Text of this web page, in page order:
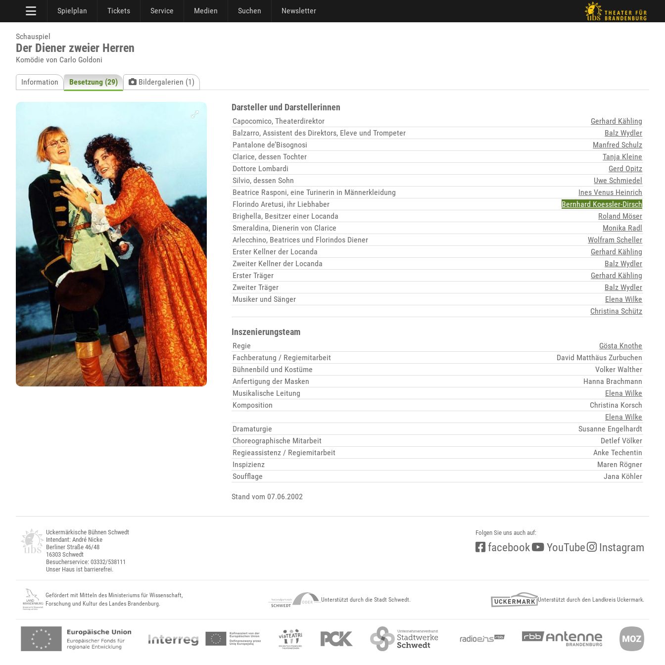
Spielplan Tickets Service Medien Suchen Newsletter
Schauspiel
Der Diener zweier Herren
Komödie von Carlo Goldoni
Information Besetzung (29) Bildergalerien (1)
Darsteller und Darstellerinnen
Capocomico, Theaterdirektor
Gerhard Kähling
Balzarro, Assistent des Direktors, Eleve und Trompeter
Balz Wydler
Pantalone de’Bisognosi
Manfred Schulz
Clarice, dessen Tochter
Tanja Kleine
Dottore Lombardi
Gerd Opitz
Silvio, dessen Sohn
Uwe Schmiedel
Beatrice Rasponi, eine Turinerin in Männerkleidung
Ines Venus Heinrich
Florindo Aretusi, ihr Liebhaber
Bernhard Koessler-Dirsch
Brighella, Besitzer einer Locanda
Roland Möser
Smeraldina, Dienerin von Clarice
Monika Radl
Arlecchino, Beatrices und Florindos Diener
Wolfram Scheller
Erster Kellner der Locanda
Gerhard Kähling
Zweiter Kellner der Locanda
Balz Wydler
Erster Träger
Gerhard Kähling
Zweiter Träger
Balz Wydler
Musiker und Sänger
Elena Wilke
Christina Schütz
Inszenierungsteam
Regie
Gösta Knothe
Fachberatung / Regiemitarbeit
David Matthäus Zurbuchen
Bühnenbild und Kostüme
Volker Walther
Anfertigung der Masken
Hanna Brachmann
Musikalische Leitung
Elena Wilke
Komposition
Christina Korsch
Elena Wilke
Dramaturgie
Susanne Engelhardt
Choreographische Mitarbeit
Detlef Völker
Regieassistenz / Regiemitarbeit
Anke Techentin
Inspizienz
Maren Rögner
Soufflage
Jana Köhler
Stand vom 07.06.2002
Uckermärkische Bühnen Schwedt
Intendant: André Nicke
Berliner Straße 46/48
16303 Schwedt
Besucherservice: 03332/538111
Unser Haus ist barrierefrei.
Folgen Sie uns auch auf:
facebook YouTube Instagram
Gefördert mit Mitteln des Ministeriums für Wissenschaft,
Forschung und Kultur des Landes Brandenburg.
Unterstützt durch die Stadt Schwedt. Unterstützt durch den Landkreis Uckermark.